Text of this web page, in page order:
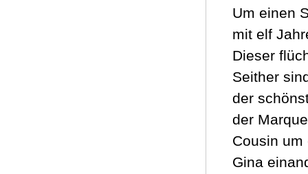
Um einen
mit elf
Dieser
Seither
der
der
Cousin um
Gina